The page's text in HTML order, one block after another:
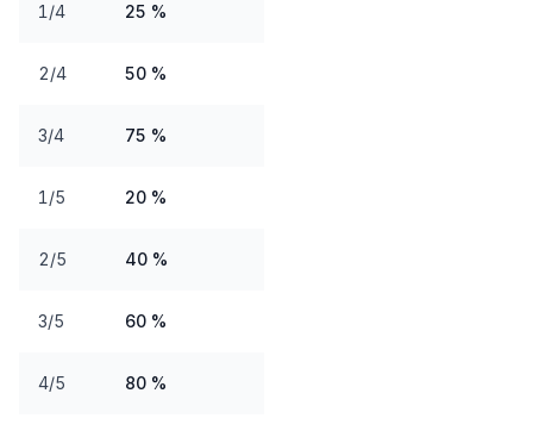
1/4 25 %
2/4 50 %
3/4 75 %
1/5 20 %
2/5 40 %
3/5 60 %
4/5 80 %